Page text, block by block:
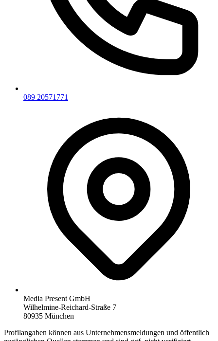
089 20571771
Media Present GmbH
Wilhelmine-Reichard-Straße 7
80935 München
Profilangaben können aus Unternehmensmeldungen und öffentlich